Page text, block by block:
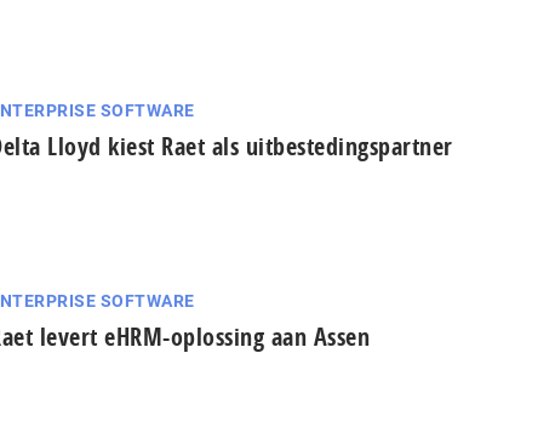
SOFTWARE
Lloyd kiest Raet als uitbestedingspartner
SOFTWARE
levert eHRM-oplossing aan Assen